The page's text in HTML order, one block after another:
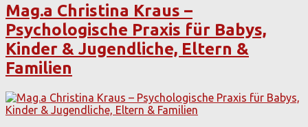
Mag.a Christina Kraus –
Psychologische Praxis für Babys,
Kinder & Jugendliche, Eltern &
Familien